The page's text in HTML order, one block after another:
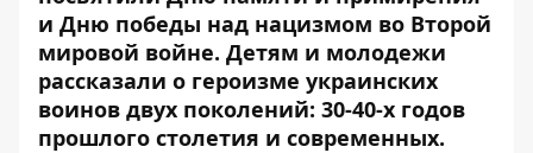
и Дню победы над нацизмом во Второй
мировой войне. Детям и молодежи
рассказали о героизме украинских
воинов двух поколений: 30-40-х годов
прошлого столетия и современных.